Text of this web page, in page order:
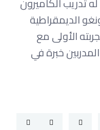
الديمقراطية
الأولى مع
خبرة في